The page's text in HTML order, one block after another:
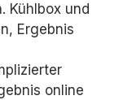
Kühlbox und
Ergebnis
online